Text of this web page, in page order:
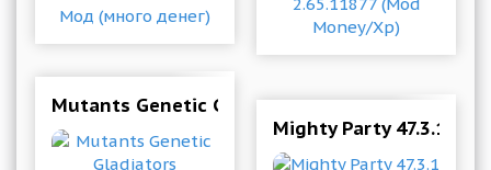
Mutants Genetic Gladiators 76.646.169933
Mighty Party 47.3.1